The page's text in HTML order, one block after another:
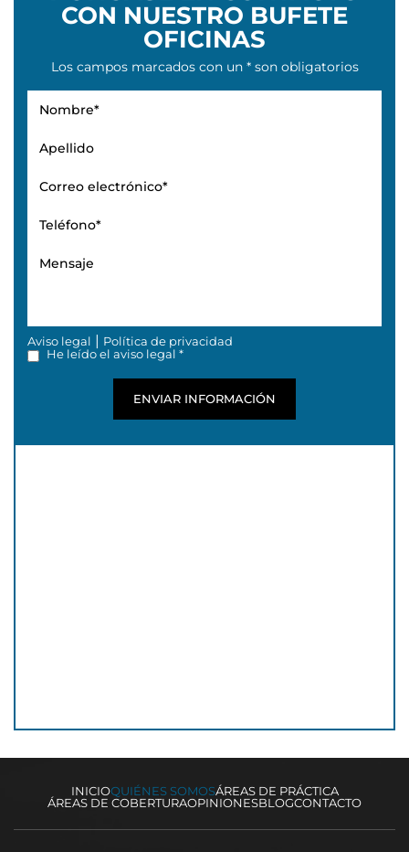
PÓNGASE EN CONTACTO
CON NUESTRO BUFETE
OFICINAS
Los campos marcados con un * son obligatorios
Aviso legal|Política de privacidad
He leído el aviso legal *
INICIO QUIÉNES SOMOS ÁREAS DE PRÁCTICA